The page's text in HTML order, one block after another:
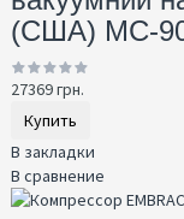
(США) MC-
27369 грн.
Купить
В закладки
В сравнение